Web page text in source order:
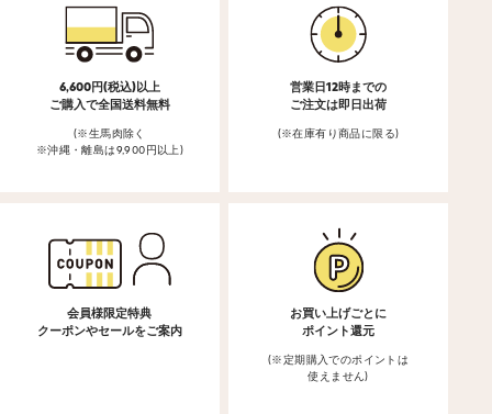
6,600円(税込)以上
ご購入で全国送料無料
(※生馬肉除く
※沖縄・離島は9,900円以上)
営業日12時までの
ご注文は即日出荷
(※在庫有り商品に限る)
会員様限定特典
クーポンやセールをご案内
お買い上げごとに
ポイント還元
(※定期購入でのポイントは
使えません)